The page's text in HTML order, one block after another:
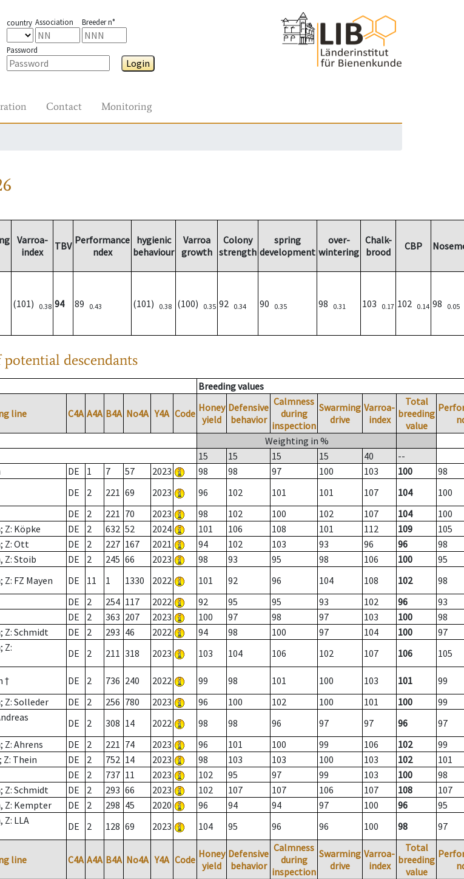
country Association Breeder n°
Password
Login
Contact Monitoring
Varroa-
index
TBV Performance
ndex
hygienic
behaviour
Varroa
growth
Colony
strength
spring
development
over-
wintering
Chalk-
brood
CBP
(101) 0.38 94 89 0.43 (101) 0.38 (100) 0.35 92 0.34 90 0.35 98 0.31 103 0.17 102 0.14 98 0.05
descendants
Breeding values
line C4A A4A B4A No4A Y4A Code Honey
yield
Defensive
behavior
Calmness
during
inspection
Swarming
drive
Varroa-
index
Total
breeding
value
Weighting in %
15
15 15 15 40
--
DE 1 7 57 2023 98 98 97 100 103 100
98
DE 2 221 69 2023 96 102 101 101 107 104
100
DE 2 221 70 2023 98 102 100 102 107 104
100
Z: Köpke DE 2 632 52 2024 101 106 108 101 112 109
105
Z: Ott DE 2 227 167 2021 94 102 103 93 96 96
98
Z: Stoib DE 2 245 66 2023 98 93 95 98 106 100
95
FZ Mayen DE 11 1 1330 2022 101 92 96 104 108 102
98
DE 2 254 117 2022 92 95 95 93 102 96
93
DE 2 363 207 2023 100 97 98 97 103 100
98
Z: Schmidt DE 2 293 46 2022 94 98 100 97 104 100
97
Z:
DE 2 211 318 2023 103 104 106 102 107 106 105
† DE 2 736 240 2022 99 98 101 100 103 101
99
Z: Solleder DE 2 256 780 2023 96 100 102 100 101 100
99
DE 2 308 14 2022 98 98 96 97 97 96
97
Z: Ahrens DE 2 221 74 2023 96 101 100 99 106 102
99
Z: Thein DE 2 752 14 2023 98 103 103 100 103 102
101
DE 2 737 11 2023 102 95 97 99 103 100
98
Z: Schmidt DE 2 293 66 2023 102 107 107 106 107 108
107
Z: Kempter DE 2 298 45 2020 96 94 94 97 100 96
95
LLA
DE 2 128 69 2023 104 95 96 96 100 98 97
line C4A A4A B4A No4A Y4A Code Honey
yield
Defensive
behavior
Calmness
during
inspection
Swarming
drive
Varroa-
index
Total
breeding
value